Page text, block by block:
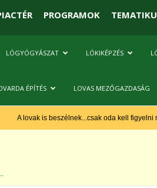
PROGRAMOK
LÓGYÓGYÁSZAT LÓKIKÉPZÉS
ÉPÍTÉS LOVAS MEZŐGAZDASÁG
A lovak is beszélnek...csak oda kell figyelni